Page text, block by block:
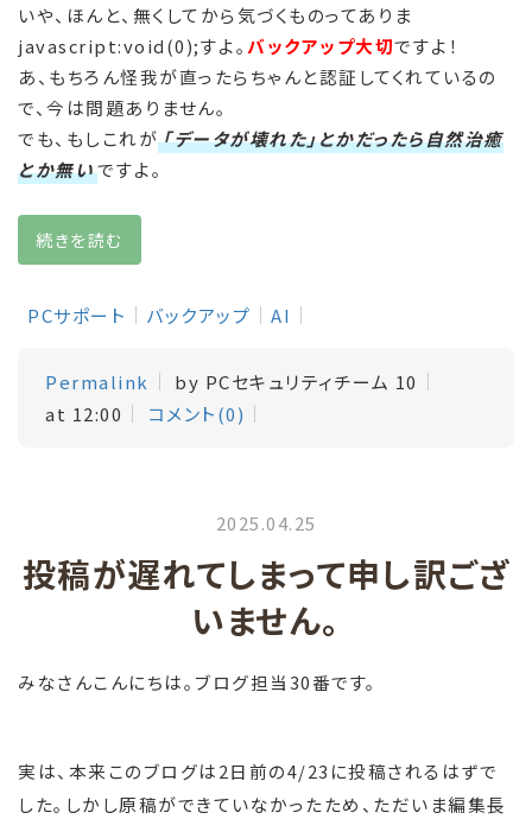
いや、ほんと、無くしてから気づくものってありま
javascript:void(0);すよ。バックアップ大切ですよ！
あ、もちろん怪我が直ったらちゃんと認証してくれているの
で、今は問題ありません。
でも、もしこれが「データが壊れた」とかだったら自然治癒
とか無いですよ。
続きを読む
PCサポート バックアップ AI
Permalink
by PCセキュリティチーム 10
at 12:00
コメント(0)
2025.04.25
投稿が遅れてしまって申し訳ござ
いません。
みなさんこんにちは。ブログ担当30番です。
実は、本来このブログは2日前の4/23に投稿されるはずで
した。しかし原稿ができていなかったため、ただいま編集長